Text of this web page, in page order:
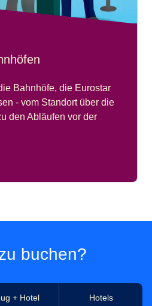
Bahnhöfe, die Eurostar
- vom Standort über die
den Abläufen vor der
buchen?
+ Hotel Hotels